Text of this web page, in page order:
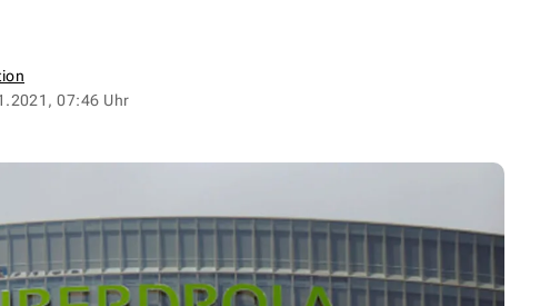
07:46 Uhr